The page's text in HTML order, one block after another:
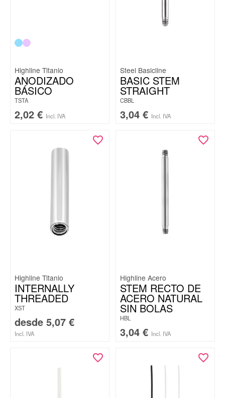
Highline Titanio
ANODIZADO
BÁSICO
TSTA
2,02 € Incl. IVA
Steel Basicline
BASIC STEM
STRAIGHT
CBBL
3,04 € Incl. IVA
Highline Titanio
INTERNALLY
THREADED
XST
desde 5,07 €
Incl. IVA
Highline Acero
STEM RECTO DE
ACERO NATURAL
SIN BOLAS
HBL
3,04 € Incl. IVA